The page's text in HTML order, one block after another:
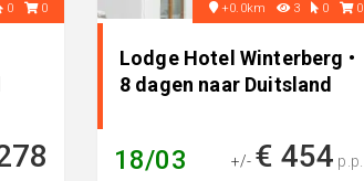
0 0 +0.0km 3 0 0
Lodge Hotel Winterberg •
8 dagen naar Duitsland
18/03 +/- € 454 p.p.